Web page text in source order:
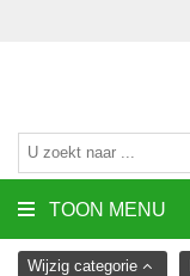
TOON MENU
Wijzig categorie